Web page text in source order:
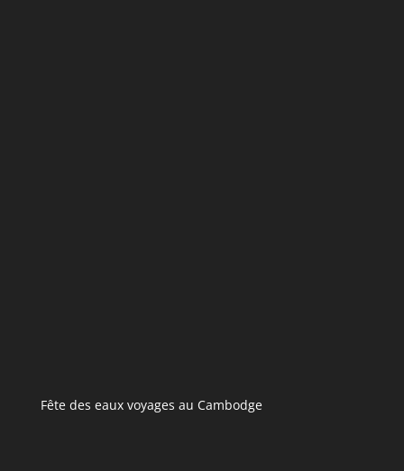
Fête des eaux voyages au Cambodge